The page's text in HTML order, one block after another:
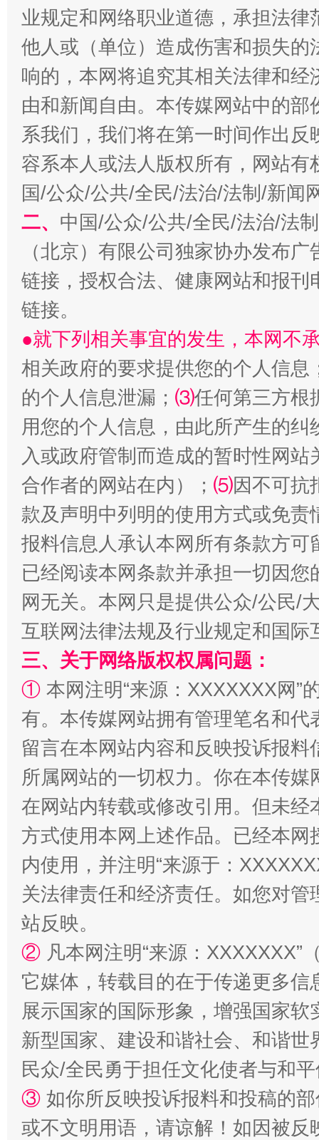
解纷+调解+退费，一次搞定
漫山遍野的桃花与雪山、麦地、白藏房 除
招工难、用工荒背后
业规定和网络职业道德，承担法
他人或（单位）造成伤害和损失
响的，本网将追究其相关法律和
由和新闻自由。本传媒网站中的
系我们，我们将在第一时间作出
容系本人或法人版权所有，网站
国/公众/公共/全民/法治/法制/新闻
二、 中国/公众/公共/全民/法治/法
（北京）有限公司独家协办发布
链接，授权合法、健康网站和报
链接。
●就下列相关事宜的发生，本网不
相关政府的要求提供您的个人信息
的个人信息泄漏； ⑶任何第三方根
用您的个人信息，由此所产生的纠
入或政府管制而造成的暂时性网
合作者的网站在内）； ⑸因不可抗
款及声明中列明的使用方式或免责
报料信息人承认本网所有条款方
已经阅读本网条款并承担一切因
网无关。本网只是提供公众/公民/
互联网法律法规及行业规定和国
三、关于网络版权权属问题：
① 本网注明“来源：XXXXXXX网”
有。本传媒网站拥有管理笔名和
留言在本网站内容和反映投诉报
所属网站的一切权力。你在本传
在网站内转载或修改引用。但未
方式使用本网上述作品。已经本
内使用，并注明“来源于：
关法律责任和经济责任。如您对
站反映。
② 凡本网注明“来源：
它媒体，转载目的在于传递更多
展示国家的国际形象，增强国家
新型国家、建设和谐社会、和谐
民众/全民勇于担任文化使者与和
③ 如你所反映投诉报料和投稿的
或不文明用语，请谅解！如因被